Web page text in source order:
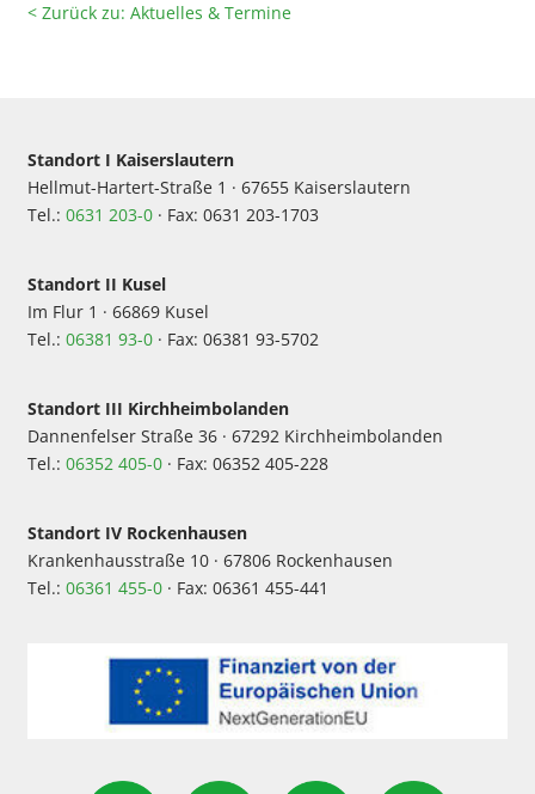
< Zurück zu: Aktuelles & Termine
Standort I Kaiserslautern
Hellmut-Hartert-Straße 1 · 67655 Kaiserslautern
Tel.: 0631 203-0 · Fax: 0631 203-1703
Standort II Kusel
Im Flur 1 · 66869 Kusel
Tel.: 06381 93-0 · Fax: 06381 93-5702
Standort III Kirchheimbolanden
Dannenfelser Straße 36 · 67292 Kirchheimbolanden
Tel.: 06352 405-0 · Fax: 06352 405-228
Standort IV Rockenhausen
Krankenhausstraße 10 · 67806 Rockenhausen
Tel.: 06361 455-0 · Fax: 06361 455-441